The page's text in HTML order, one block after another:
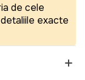
de cele
exacte